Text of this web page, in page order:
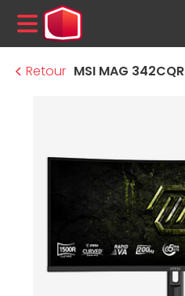
MENU
Retour MSI MAG